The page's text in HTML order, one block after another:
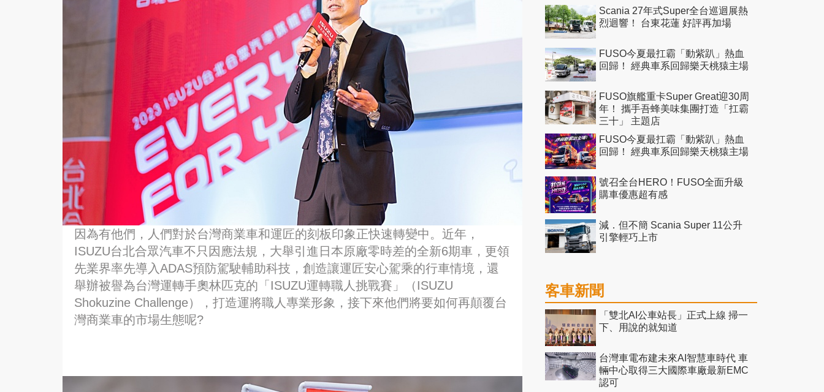
因為有他們，人們對於台灣商業車和運匠的刻板印象正快速轉變中。近年，
ISUZU台北合眾汽車不只因應法規，大舉引進日本原廠零時差的全新6期車，更領
先業界率先導入ADAS預防駕駛輔助科技，創造讓運匠安心駕乘的行車情境，還
舉辦被譽為台灣運轉手奧林匹克的「ISUZU運轉職人挑戰賽」（ISUZU
Shokuzine Challenge），打造運將職人專業形象，接下來他們將要如何再顛覆台
灣商業車的市場生態呢?
Scania 27年式Super全台巡迴展熱
烈迴響！ 台東花蓮 好評再加場
FUSO今夏最扛霸「動紫趴」熱血
回歸！ 經典車系回歸樂天桃猿主場
FUSO旗艦重卡Super Great迎30周
年！ 攜手吾蜂美味集團打造「扛霸
三十」 主題店
FUSO今夏最扛霸「動紫趴」熱血
回歸！ 經典車系回歸樂天桃猿主場
號召全台HERO！FUSO全面升級
購車優惠超有感
減．但不簡 Scania Super 11公升
引擎輕巧上市
客車新聞
「雙北AI公車站長」正式上線 掃一
下、用說的就知道
台灣車電布建未來AI智慧車時代 車
輛中心取得三大國際車廠最新EMC
認可